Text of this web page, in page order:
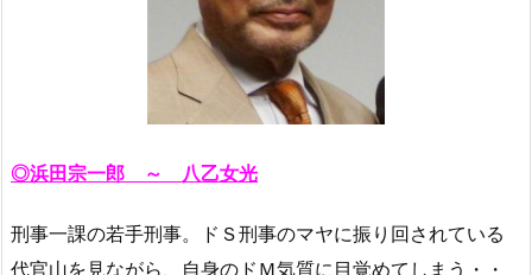
◎浜田宗一郎 ～ 八乙女光
刑事一課の若手刑事。ドＳ刑事のマヤに振り回されている
代官山を見ながら、自身のドＭ気質に目覚めてしまう・・